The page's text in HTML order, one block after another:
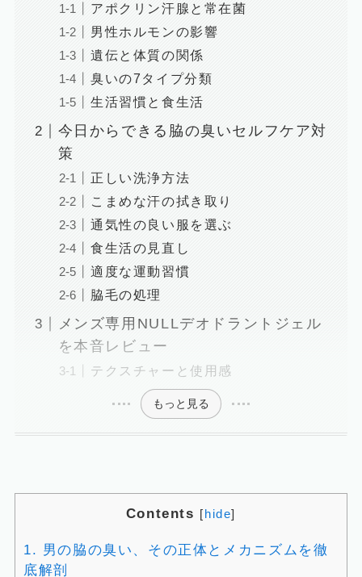
アポクリン汗腺と常在菌
男性ホルモンの影響
遺伝と体質の関係
臭いの7タイプ分類
生活習慣と食生活
今日からできる脇の臭いセルフケア対
策
正しい洗浄方法
こまめな汗の拭き取り
通気性の良い服を選ぶ
食生活の見直し
適度な運動習慣
脇毛の処理
メンズ専用NULLデオドラントジェル
を本音レビュー
テクスチャーと使用感
もっと見る
Contents [hide]
1. 男の脇の臭い、その正体とメカニズムを徹
底解剖